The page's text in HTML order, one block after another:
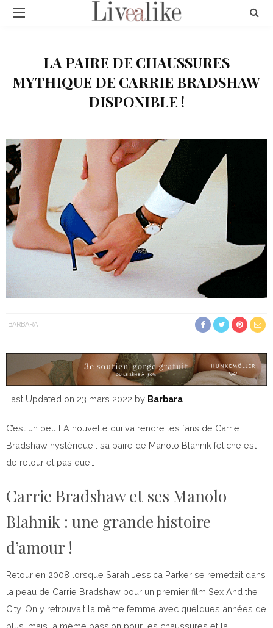
LA PAIRE DE CHAUSSURES
MYTHIQUE DE CARRIE BRADSHAW
DISPONIBLE !
BARBARA
Last Updated on 23 mars 2022 by Barbara
C’est un peu LA nouvelle qui va rendre les fans de Carrie
Bradshaw hystérique : sa paire de Manolo Blahnik fétiche est
de retour et pas que…
Carrie Bradshaw et ses Manolo
Blahnik : une grande histoire
d’amour !
Retour en 2008 lorsque Sarah Jessica Parker se remettait dans
la peau de Carrie Bradshaw pour un premier film Sex And the
City. On y retrouvait la même femme avec quelques années de